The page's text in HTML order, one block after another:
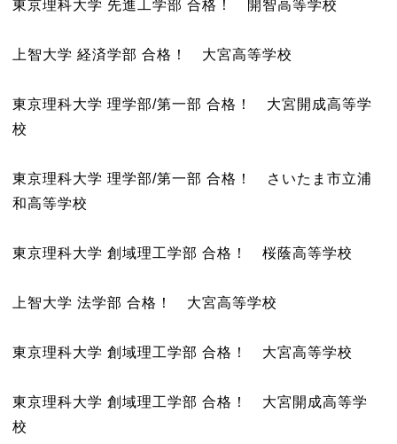
東京理科大学 先進工学部 合格！ 開智高等学校
上智大学 経済学部 合格！ 大宮高等学校
東京理科大学 理学部/第一部 合格！ 大宮開成高等学
校
東京理科大学 理学部/第一部 合格！ さいたま市立浦
和高等学校
東京理科大学 創域理工学部 合格！ 桜蔭高等学校
上智大学 法学部 合格！ 大宮高等学校
東京理科大学 創域理工学部 合格！ 大宮高等学校
東京理科大学 創域理工学部 合格！ 大宮開成高等学
校